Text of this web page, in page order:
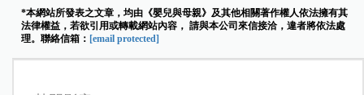
*本網站所發表之文章，均由《嬰兒與母親》及其他相關著作權人依法擁有其
法律權益，若欲引用或轉載網站內容， 請與本公司來信接洽，違者將依法處
理。聯絡信箱： [email protected]